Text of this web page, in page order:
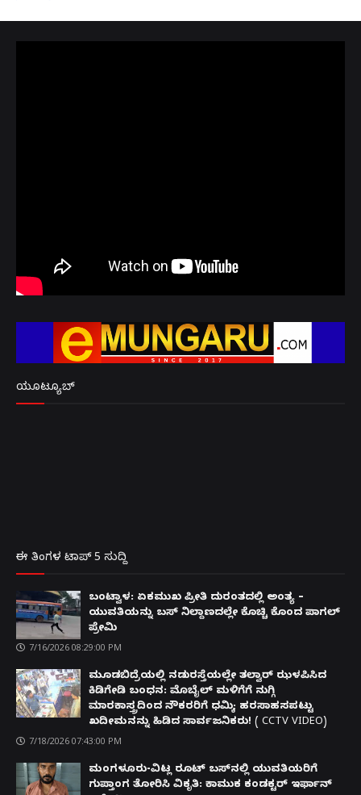
ಯೂಟ್ಯೂಬ್
ಈ ತಿಂಗಳ ಟಾಪ್ 5 ಸುದ್ದಿ
ಬಂಟ್ವಾಳ: ಏಕಮುಖ ಪ್ರೀತಿ ದುರಂತದಲ್ಲಿ ಅಂತ್ಯ –
ಯುವತಿಯನ್ನು ಬಸ್ ನಿಲ್ದಾಣದಲ್ಲೇ ಕೊಚ್ಚಿ ಕೊಂದ ಪಾಗಲ್
ಪ್ರೇಮಿ
7/16/2026 08:29:00 PM
ಮೂಡಬಿದ್ರೆಯಲ್ಲಿ ನಡುರಸ್ತೆಯಲ್ಲೇ ತಲ್ವಾರ್ ಝಳಪಿಸಿದ
ಕಿಡಿಗೇಡಿ ಬಂಧನ: ಮೊಬೈಲ್ ಮಳಿಗೆಗೆ ನುಗ್ಗಿ
ಮಾರಕಾಸ್ತ್ರದಿಂದ ನೌಕರರಿಗೆ ಧಮ್ಕಿ; ಹರಸಾಹಸಪಟ್ಟು
ಖದೀಮನನ್ನು ಹಿಡಿದ ಸಾರ್ವಜನಿಕರು! ( CCTV VIDEO)
7/18/2026 07:43:00 PM
ಮಂಗಳೂರು-ವಿಟ್ಲ ರೂಟ್ ಬಸ್‌ನಲ್ಲಿ ಯುವತಿಯರಿಗೆ
ಗುಪ್ತಾಂಗ ತೋರಿಸಿ ವಿಕೃತಿ: ಕಾಮುಕ ಕಂಡಕ್ಟರ್ ಇರ್ಫಾನ್